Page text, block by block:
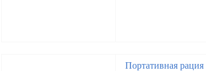
Портативная